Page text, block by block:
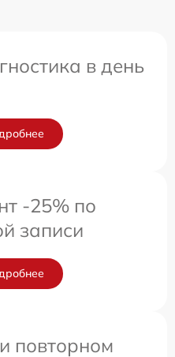
в день
-25% по
записи
повторном